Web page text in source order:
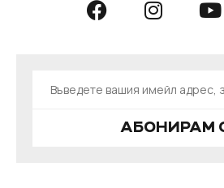
АБОНИРАМ